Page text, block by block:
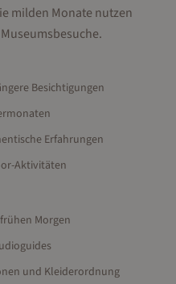
milden Monate nutzen
Besichtigungen
Erfahrungen
Aktivitäten
Morgen
und Kleiderordnung